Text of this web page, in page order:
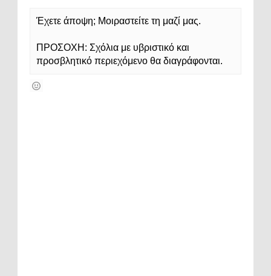
Έχετε άποψη; Μοιραστείτε τη μαζί μας.
ΠΡΟΣΟΧΗ: Σχόλια με υβριστικό και
προσβλητικό περιεχόμενο θα διαγράφονται.